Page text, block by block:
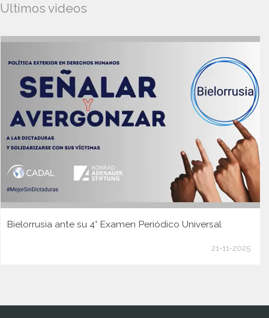
Ultimos videos
Bielorrusia ante su 4° Examen Periódico Universal
21-11-2025